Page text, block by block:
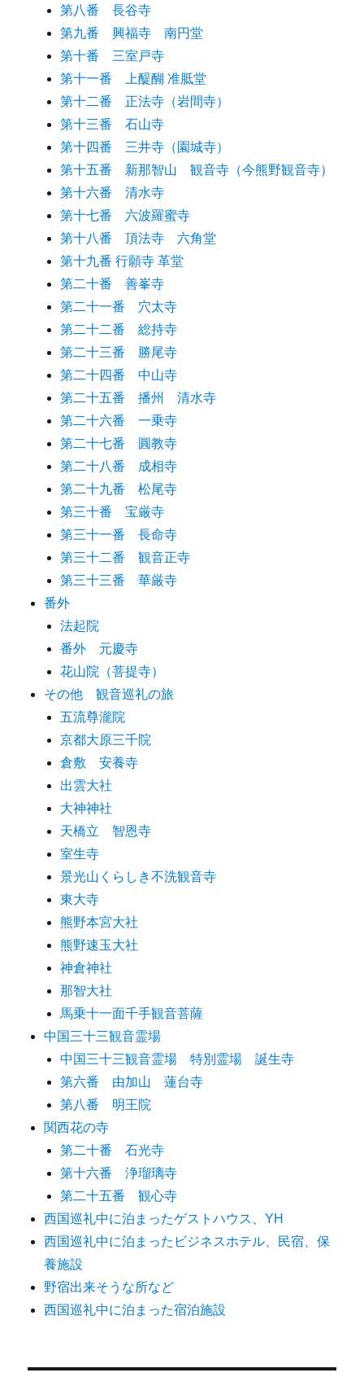
第八番 長谷寺
第九番 興福寺 南円堂
第十番 三室戸寺
第十一番 上醍醐 准胝堂
第十二番 正法寺（岩間寺）
第十三番 石山寺
第十四番 三井寺（園城寺）
第十五番 新那智山 観音寺（今熊野観音寺）
第十六番 清水寺
第十七番 六波羅蜜寺
第十八番 頂法寺 六角堂
第十九番 行願寺 革堂
第二十番 善峯寺
第二十一番 穴太寺
第二十二番 総持寺
第二十三番 勝尾寺
第二十四番 中山寺
第二十五番 播州 清水寺
第二十六番 一乗寺
第二十七番 圓教寺
第二十八番 成相寺
第二十九番 松尾寺
第三十番 宝厳寺
第三十一番 長命寺
第三十二番 観音正寺
第三十三番 華厳寺
番外
法起院
番外 元慶寺
花山院（菩提寺）
その他 観音巡礼の旅
五流尊瀧院
京都大原三千院
倉敷 安養寺
出雲大社
大神神社
天橋立 智恩寺
室生寺
景光山くらしき不洗観音寺
東大寺
熊野本宮大社
熊野速玉大社
神倉神社
那智大社
馬乗十一面千手観音菩薩
中国三十三観音霊場
中国三十三観音霊場 特別霊場 誕生寺
第六番 由加山 蓮台寺
第八番 明王院
関西花の寺
第二十番 石光寺
第十六番 浄瑠璃寺
第二十五番 観心寺
西国巡礼中に泊まったゲストハウス、YH
西国巡礼中に泊まったビジネスホテル、民宿、保
養施設
野宿出来そうな所など
西国巡礼中に泊まった宿泊施設